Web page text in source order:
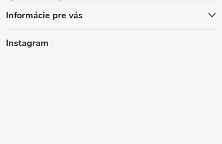
e
Informácie pre vás
Instagram